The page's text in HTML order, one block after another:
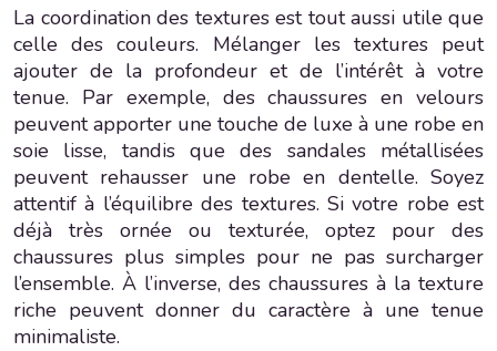
La coordination des textures est tout aussi utile que
celle des couleurs. Mélanger les textures peut
ajouter de la profondeur et de l’intérêt à votre
tenue. Par exemple, des chaussures en velours
peuvent apporter une touche de luxe à une robe en
soie lisse, tandis que des sandales métallisées
peuvent rehausser une robe en dentelle. Soyez
attentif à l’équilibre des textures. Si votre robe est
déjà très ornée ou texturée, optez pour des
chaussures plus simples pour ne pas surcharger
l’ensemble. À l’inverse, des chaussures à la texture
riche peuvent donner du caractère à une tenue
minimaliste.